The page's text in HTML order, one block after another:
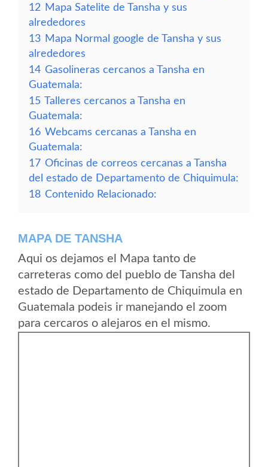
12 Mapa Satelite de Tansha y sus
alrededores
13 Mapa Normal google de Tansha y sus
alrededores
14 Gasolineras cercanos a Tansha en
Guatemala:
15 Talleres cercanos a Tansha en
Guatemala:
16 Webcams cercanas a Tansha en
Guatemala:
17 Oficinas de correos cercanas a Tansha
del estado de Departamento de Chiquimula:
18 Contenido Relacionado:
MAPA DE TANSHA
Aqui os dejamos el Mapa tanto de
carreteras como del pueblo de Tansha del
estado de Departamento de Chiquimula en
Guatemala podeis ir manejando el zoom
para cercaros o alejaros en el mismo.